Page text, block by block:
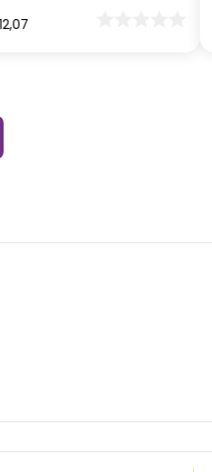
Não vai á lava-
,07